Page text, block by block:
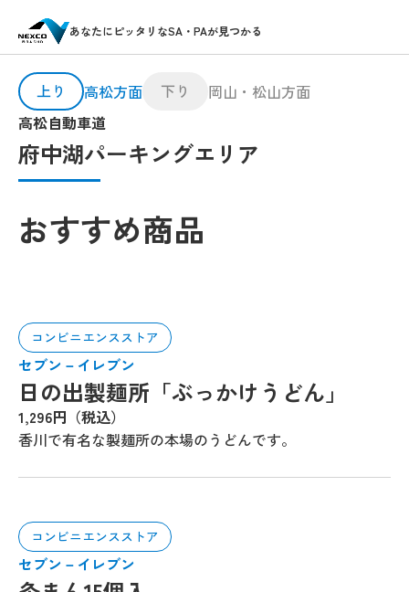
あなたにピッタリなSA・PAが見つかる
高松自動車道
府中湖パーキングエリア
上り 高松方面 下り 岡山・松山方面
おすすめ商品
コンビニエンスストア
セブン－イレブン
日の出製麺所「ぶっかけうどん」
1,296円（税込）
香川で有名な製麺所の本場のうどんです。
コンビニエンスストア
セブン－イレブン